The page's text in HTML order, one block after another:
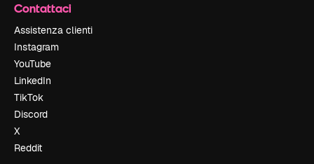
Contattaci
Assistenza clienti
Instagram
YouTube
LinkedIn
TikTok
Discord
X
Reddit